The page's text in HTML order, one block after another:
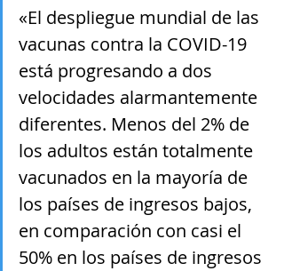
«El despliegue mundial de las
vacunas contra la COVID-19
está progresando a dos
velocidades alarmantemente
diferentes. Menos del 2% de
los adultos están totalmente
vacunados en la mayoría de
los países de ingresos bajos,
en comparación con casi el
50% en los países de ingresos